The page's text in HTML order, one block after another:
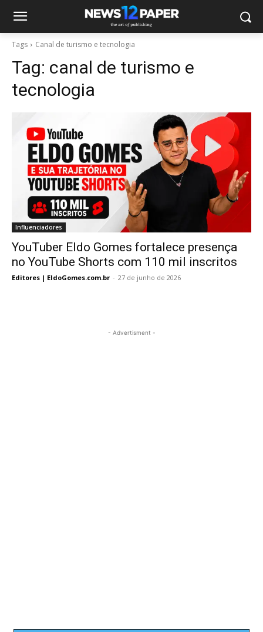
Tags Canal de turismo e tecnologia
Tag: canal de turismo e
tecnologia
Influenciadores
YouTuber Eldo Gomes fortalece presença
no YouTube Shorts com 110 mil inscritos
Editores | EldoGomes.com.br - 27 de junho de 2026
- Advertisment -